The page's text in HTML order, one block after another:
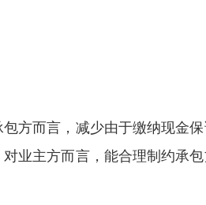
方而言，减少由于缴纳现金
业主方而言，能合理制约承